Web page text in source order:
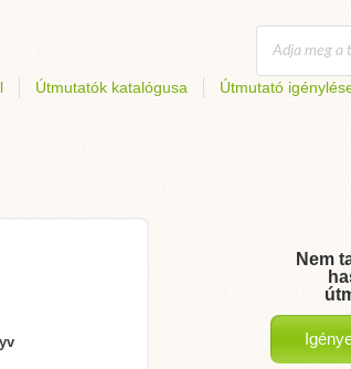
Útmutatók katalógusa Útmutató
Nem